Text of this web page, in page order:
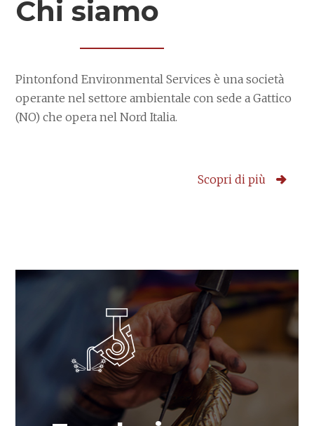
Chi siamo
Pintonfond Environmental Services è una società
operante nel settore ambientale con sede a Gattico
(NO) che opera nel Nord Italia.
Scopri di più